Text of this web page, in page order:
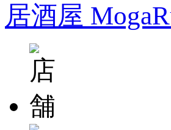
居酒屋